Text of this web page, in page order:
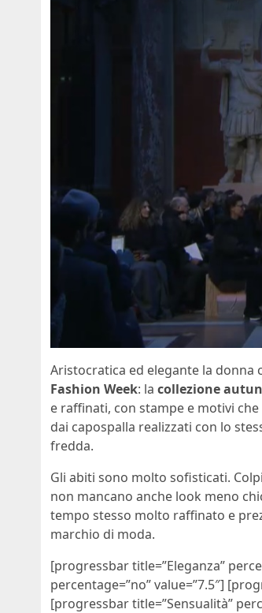
Aristocratica ed elegante la donna
Fashion Week: la collezione
e raffinati, con stampe e motivi
dai capospalla realizzati con lo
fredda.
Gli abiti sono molto sofisticati.
non mancano anche look meno
tempo stesso molto raffinato e
marchio di moda.
[progressbar title=”Eleganza”
percentage=”no” value=”7.5″]
[progressbar title=”Sensualità”